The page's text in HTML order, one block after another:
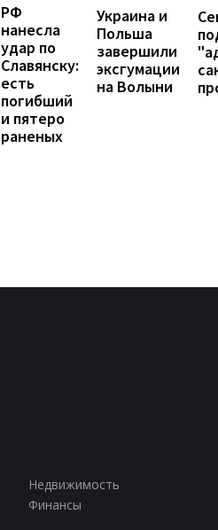
РФ
нанесла
удар по
Славянску:
есть
погибший
и пятеро
раненых
Украина и
Польша
завершили
эксгумации
на Волыни
Недвижимость
Финансы